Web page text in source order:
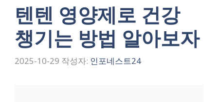
텐텐 영양제로 건강
챙기는 방법 알아보자
2025-10-29 작성자: 인포네스트24